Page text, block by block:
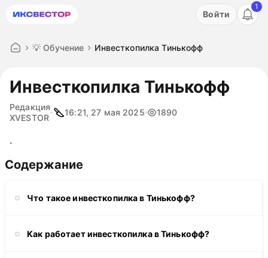
Акция: бесплатный пробный период на 3 дня!
Войти
1
💡 Обучение Инвесткопилка Тинькофф
Инвесткопилка Тинькофф
Редакция
XVESTOR
16:21, 27 мая 2025 1890
.
Содержание
Что такое инвесткопилка в Тинькофф?
Как работает инвесткопилка в Тинькофф?